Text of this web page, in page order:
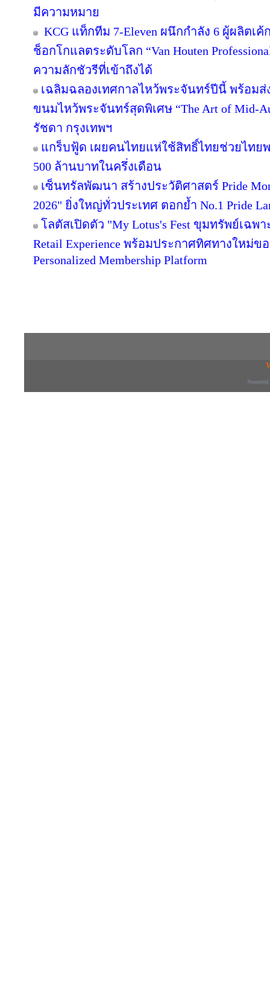
มีความหมาย
KCG แท็กทีม 7-Eleven ผนึกกำลัง 6 ผู้ผลิตเ
ช็อกโกแลตระดับโลก “Van Houten
ความลักชัวรีที่เข้าถึงได้
เฉลิมฉลองเทศกาลไหว้พระจันทร์ปีนี้ พร้อม
ขนมไหว้พระจันทร์สุดพิเศษ “The Art of Mid-
รัชดา กรุงเทพฯ
แกร็บฟู้ด เผยคนไทยแห่ใช้สิทธิ์ไทยช่วยไทยพ
500 ล้านบาทในครึ่งเดือน
เซ็นทรัลพัฒนา สร้างประวัติศาสตร์ Pride
2026" ยิ่งใหญ่ทั่วประเทศ ตอกย้ำ No.1 Pride
โลตัสเปิดตัว "My Lotus's Fest ขุมทรัพย์เฉ
Retail Experience พร้อมประกาศทิศทางใหม่ขอ
Personalized Membership Platform